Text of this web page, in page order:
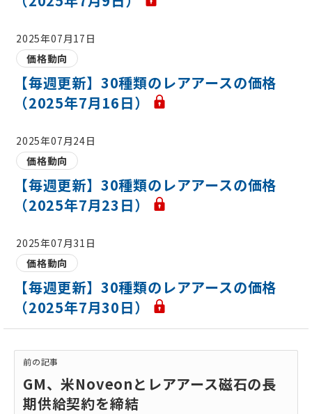
2025年07月17日
価格動向
【毎週更新】30種類のレアアースの価格
（2025年7月16日）
2025年07月24日
価格動向
【毎週更新】30種類のレアアースの価格
（2025年7月23日）
2025年07月31日
価格動向
【毎週更新】30種類のレアアースの価格
（2025年7月30日）
前の記事
GM、米Noveonとレアアース磁石の長
期供給契約を締結